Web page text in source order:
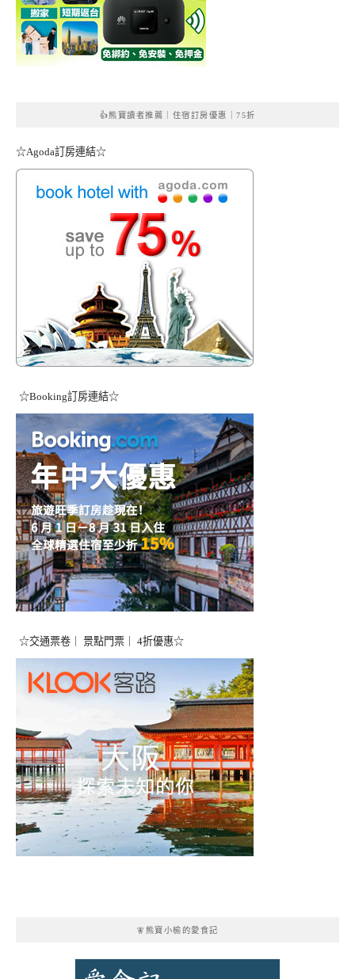
👍熊寶讀者推薦｜住宿訂房優惠｜75折
☆Agoda訂房連結☆
☆Booking訂房連結☆
☆交通票卷｜ 景點門票｜ 4折優惠☆
🧚熊寶小榆的愛食記